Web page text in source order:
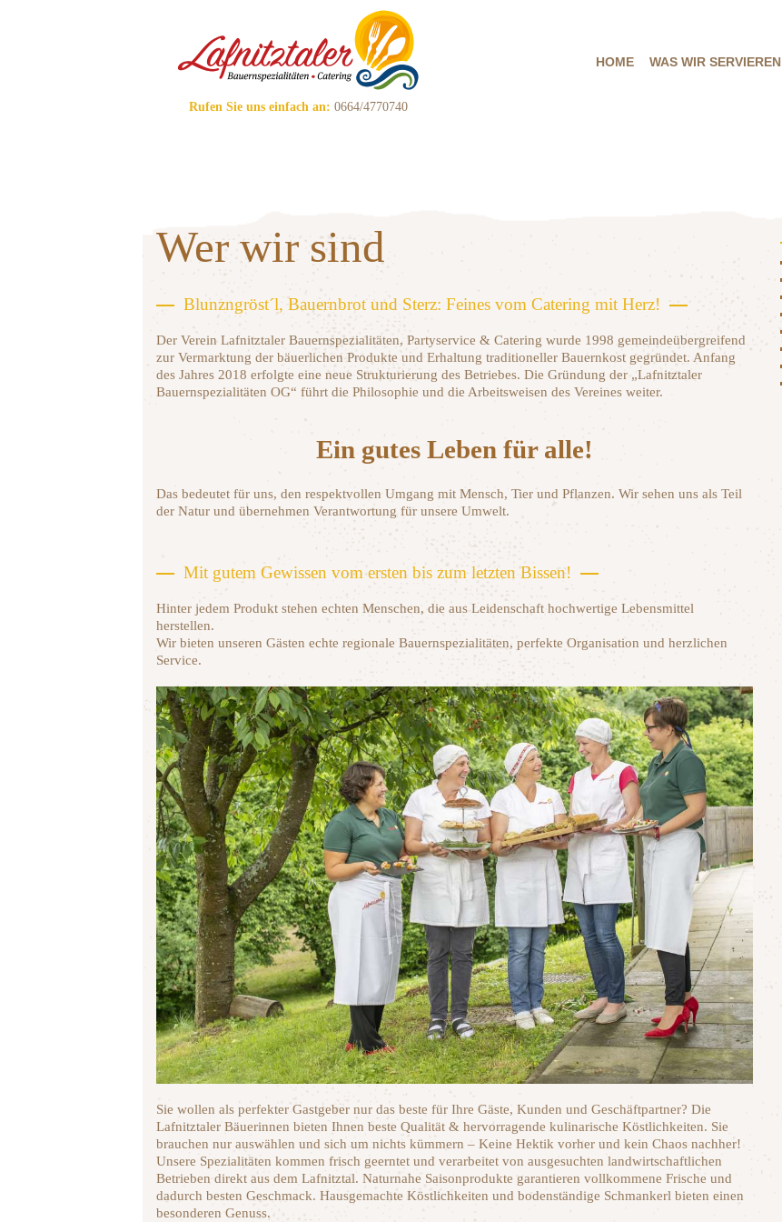
Rufen Sie uns einfach an: 0664/4770740
HOME WAS WIR SERVIEREN
WER WIR SIND
SO SIEHT´S AUS
KONTAKT
Wer wir sind
Blunzngröst´l, Bauernbrot und Sterz: Feines vom Catering mit Herz!
Der Verein Lafnitztaler Bauernspezialitäten, Partyservice & Catering wurde 1998 gemeindeübergreifend
zur Vermarktung der bäuerlichen Produkte und Erhaltung traditioneller Bauernkost gegründet. Anfang
des Jahres 2018 erfolgte eine neue Strukturierung des Betriebes. Die Gründung der „Lafnitztaler
Bauernspezialitäten OG“ führt die Philosophie und die Arbeitsweisen des Vereines weiter.
Ein gutes Leben für alle!
Das bedeutet für uns, den respektvollen Umgang mit Mensch, Tier und Pflanzen. Wir sehen uns als Teil
der Natur und übernehmen Verantwortung für unsere Umwelt.
Mit gutem Gewissen vom ersten bis zum letzten Bissen!
Hinter jedem Produkt stehen echten Menschen, die aus Leidenschaft hochwertige Lebensmittel
herstellen.
Wir bieten unseren Gästen echte regionale Bauernspezialitäten, perfekte Organisation und herzlichen
Service.
Sie wollen als perfekter Gastgeber nur das beste für Ihre Gäste, Kunden und Geschäftpartner? Die
Lafnitztaler Bäuerinnen bieten Ihnen beste Qualität & hervorragende kulinarische Köstlichkeiten. Sie
brauchen nur auswählen und sich um nichts kümmern – Keine Hektik vorher und kein Chaos nachher!
Unsere Spezialitäten kommen frisch geerntet und verarbeitet von ausgesuchten landwirtschaftlichen
Betrieben direkt aus dem Lafnitztal. Naturnahe Saisonprodukte garantieren vollkommene Frische und
dadurch besten Geschmack. Hausgemachte Köstlichkeiten und bodenständige Schmankerl bieten einen
besonderen Genuss.